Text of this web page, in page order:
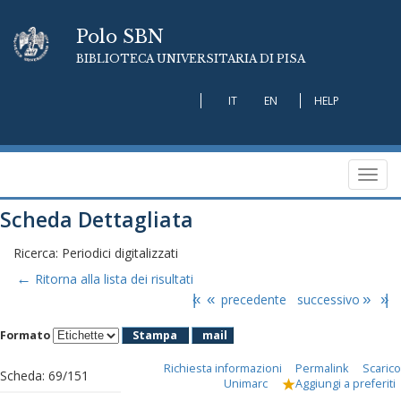
Polo SBN
BIBLIOTECA UNIVERSITARIA DI PISA
IT EN HELP
Scheda Dettagliata
Ricerca: Periodici digitalizzati
← Ritorna alla lista dei risultati
|« « precedente successivo » »|
Formato Stampa mail
Scheda: 69/151 Richiesta informazioni Permalink
Scarico
Unimarc
Aggiungi a preferiti